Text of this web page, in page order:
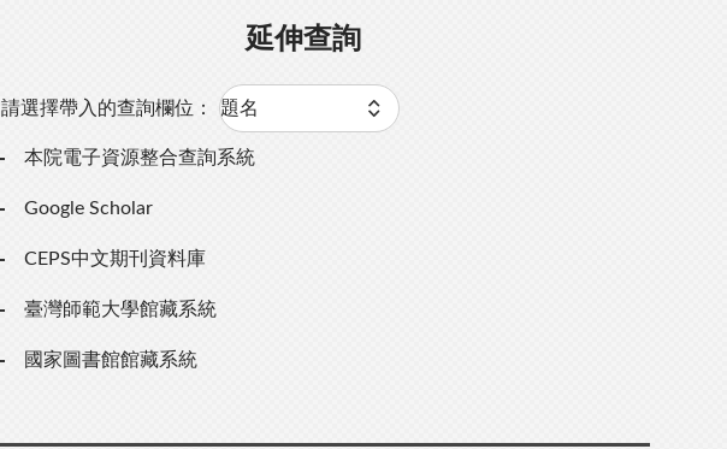
延伸查詢
請選擇帶入的查詢欄位：
本院電子資源整合查詢系統
Google Scholar
CEPS中文期刊資料庫
臺灣師範大學館藏系統
國家圖書館館藏系統